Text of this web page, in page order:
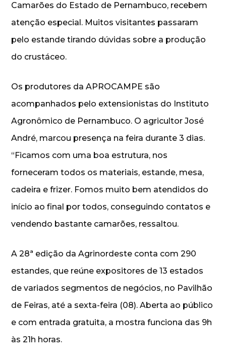
Camarões do Estado de Pernambuco, recebem
atenção especial. Muitos visitantes passaram
pelo estande tirando dúvidas sobre a produção
do crustáceo.
Os produtores da APROCAMPE são
acompanhados pelo extensionistas do Instituto
Agronômico de Pernambuco. O agricultor José
André, marcou presença na feira durante 3 dias.
“Ficamos com uma boa estrutura, nos
forneceram todos os materiais, estande, mesa,
cadeira e frizer. Fomos muito bem atendidos do
início ao final por todos, conseguindo contatos e
vendendo bastante camarões, ressaltou.
A 28ª edição da Agrinordeste conta com 290
estandes, que reúne expositores de 13 estados
de variados segmentos de negócios, no Pavilhão
de Feiras, até a sexta-feira (08). Aberta ao público
e com entrada gratuita, a mostra funciona das 9h
às 21h horas.